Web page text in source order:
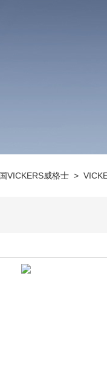
VICKERS威格士 >